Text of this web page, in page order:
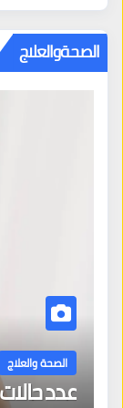
الصحةوالعلاج
إلى ساحة